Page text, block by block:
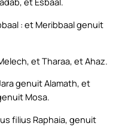
: et Meribbaal genuit
et Tharaa, et Ahaz.
genuit Alamath, et
Mosa.
filius Raphaia, genuit